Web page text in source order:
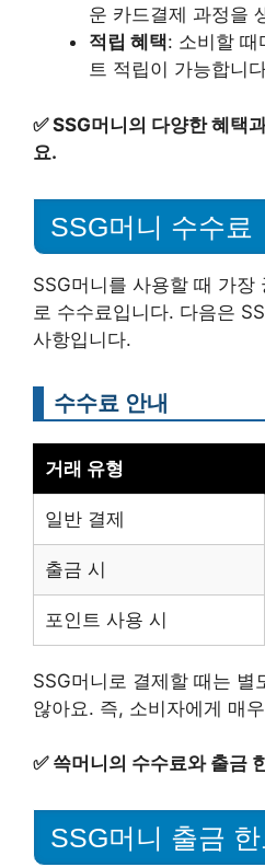
운 카드결제 과정을
적립 혜택: 소비할 때
트 적립이 가능합니
✅SSG머니의 다양한 혜택
요.
SSG머니 수수료
SSG머니를 사용할 때 가장
로 수수료입니다. 다음은
사항입니다.
수수료 안내
거래 유형
일반 결제
출금 시
포인트 사용 시
SSG머니로 결제할 때는 별
않아요. 즉, 소비자에게 매
✅ 쓱머니의 수수료와 출금
SSG머니 출금 한